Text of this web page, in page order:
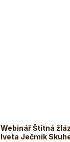
Webinář Štítná
Iveta Ječmík